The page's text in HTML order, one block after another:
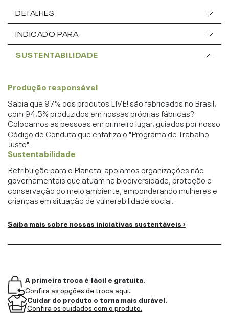
DETALHES
INDICADO PARA
SUSTENTABILIDADE
Produção responsável
Sabia que 97% dos produtos LIVE! são fabricados no Brasil,
com 94,5% produzidos em nossas próprias fábricas?
Colocamos as pessoas em primeiro lugar, guiados por nosso
Código de Conduta que enfatiza o "Programa de Trabalho
Justo".
Sustentabilidade
Retribuição para o Planeta: apoiamos organizações não
governamentais que atuam na biodiversidade, proteção e
conservação do meio ambiente, emponderando mulheres e
crianças em situação de vulnerabilidade social.
Saiba mais sobre nossas iniciativas sustentáveis ›
A primeira troca é fácil e gratuita.
Confira as opções de troca aqui.
Cuidar do produto o torna mais durável.
Confira os cuidados com o produto.